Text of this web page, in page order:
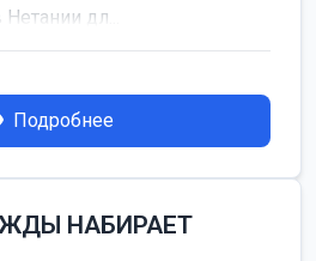
дл...
Подробнее
НАБИРАЕТ